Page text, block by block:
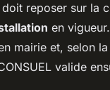
reposer sur la
en
mairie et, selon
valide